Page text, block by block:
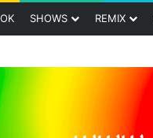
SHOWS REMIX